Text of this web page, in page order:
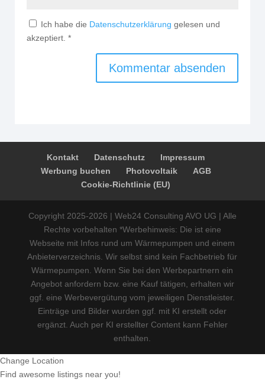
Ich habe die Datenschutzerklärung gelesen und
akzeptiert. *
Kontakt Datenschutz
Impressum
Werbung buchen
Photovoltaik
AGB
Cookie-Richtlinie (EU)
Copyright 2025-2026 | Web24 Consulting AVO UG | Alle
Rechte vorbehalten *Werbehinweis: Die ist eine
Webseite mit Infos rund um Wärmepumpen und einem
Anbieterverzeichnis. Wir selbst sind kein Fachbetrieb für
Wärmepumpen. Wenn Sie bei den Werbepartnern ein
Angebot anfordern bzw. eine Kauf tätigen, erhalten wir
ggf. eine Werbevergütung vom jeweiligen Dienstleister.
Einträge und Bilder wurden ggf. mit KI erstellt oder
ergänzt. Auch per KI erstellter Content kann Fehler
enthalten.
Change Location
Find awesome listings near you!